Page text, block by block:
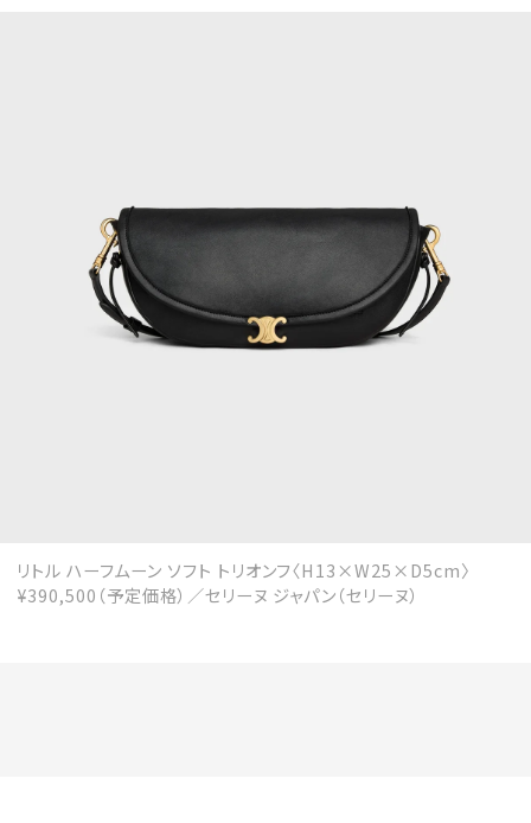
会員登録
Log in or Sign up
SPUR読者のためのメンバーシッププログラム
FOLLOW US
リトル ハーフムーン ソフト トリオンフ〈H13×W25×D5cm〉
¥390,500（予定価格）／セリーヌ ジャパン（セリーヌ）